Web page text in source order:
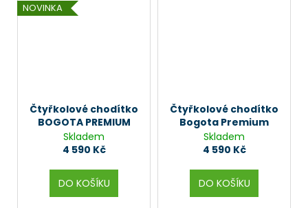
NOVINKA
Čtyřkolové chodítko
BOGOTA PREMIUM
Skladem
4 590 Kč
DO KOŠÍKU
Čtyřkolové chodítko
Bogota Premium
Skladem
4 590 Kč
DO KOŠÍKU